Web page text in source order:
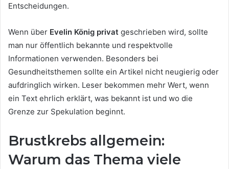
Entscheidungen.
Wenn über Evelin König privat geschrieben wird, sollte
man nur öffentlich bekannte und respektvolle
Informationen verwenden. Besonders bei
Gesundheitsthemen sollte ein Artikel nicht neugierig oder
aufdringlich wirken. Leser bekommen mehr Wert, wenn
ein Text ehrlich erklärt, was bekannt ist und wo die
Grenze zur Spekulation beginnt.
Brustkrebs allgemein:
Warum das Thema viele